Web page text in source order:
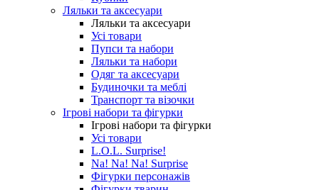
Ляльки та аксесуари
Ляльки та аксесуари
Усі товари
Пупси та набори
Ляльки та набори
Одяг та аксесуари
Будиночки та меблі
Транспорт та візочки
Ігрові набори та фігурки
Ігрові набори та фігурки
Усі товари
L.O.L. Surprise!
Na! Na! Na! Surprise
Фігурки персонажів